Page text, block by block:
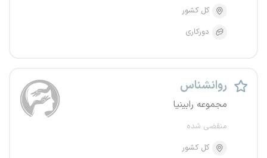
کل کشور
دورکاری
روانشناس
مجموعه رابینیا
منقضی شده
کل کشور